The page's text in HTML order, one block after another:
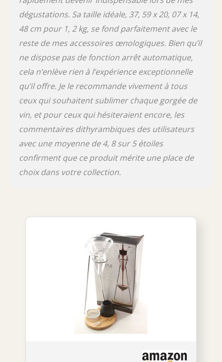
dégustations. Sa taille idéale, 37, 59 x 20, 07 x 14,
48 cm pour 1, 2 kg, se fond parfaitement avec le
reste de mes accessoires œnologiques. Bien qu’il
ne dispose pas de fonction arrêt automatique,
cela n’enlève rien à l’expérience exceptionnelle
qu’il offre. Je le recommande vivement à tous
ceux qui souhaitent sublimer chaque gorgée de
vin, et pour ceux qui hésiteraient encore, les
commentaires dithyrambiques des utilisateurs
avec une moyenne de 4, 8 sur 5 étoiles
confirment que ce produit mérite une place de
choix dans votre collection.